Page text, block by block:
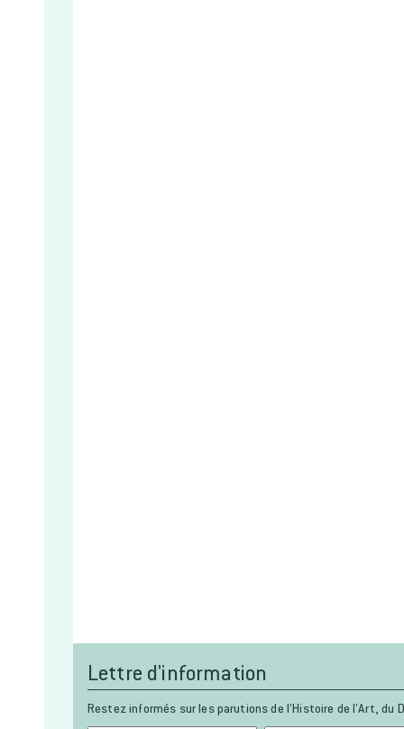
Lettre d'information
Restez informés sur les parutions de l’Histoire de l’Art, du